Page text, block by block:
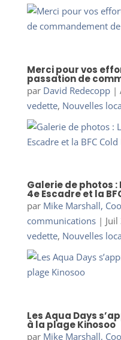
Merci pour vos
passation de
par David Redecopp|
vedette, Nouvelles
Galerie de photos :
4e Escadre et la
par Mike Marshall,
communications|
vedette, Nouvelles
Les Aqua Days
à la plage Kinosoo
par Mike Marshall,